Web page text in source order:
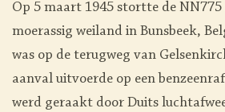
Op 5 maart 1945 stortte de NN775
moerassig weiland in Bunsbeek,
was op de terugweg van
aanval uitvoerde op een
werd geraakt door Duits